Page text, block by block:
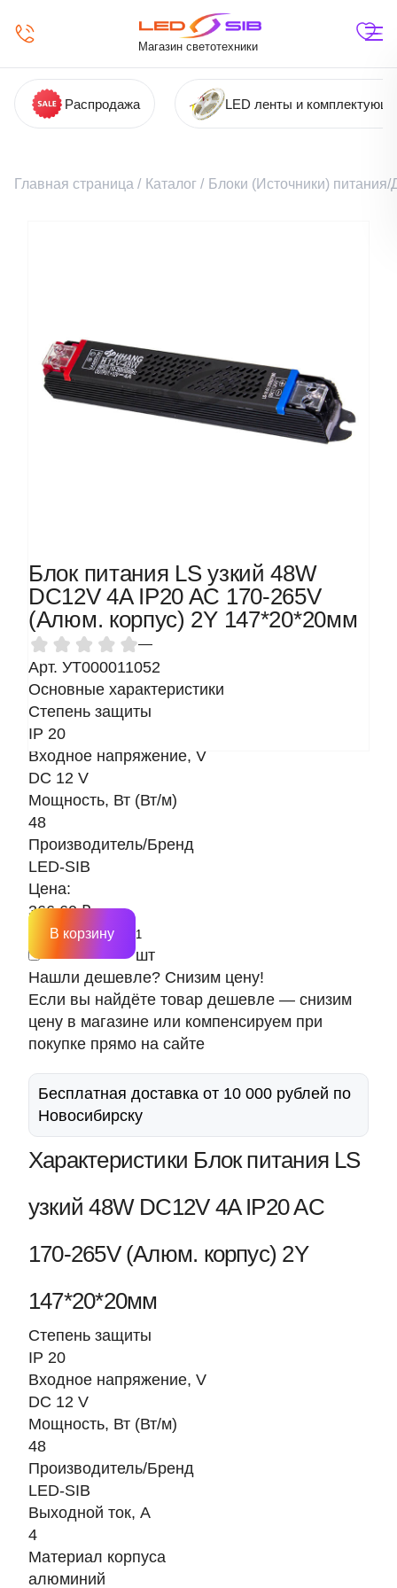
Магазин светотехники
Распродажа LED ленты и
Главная страница / Каталог / Блоки (Источники)
Блок питания LS узкий 48W
DC12V 4A IP20 AC 170-265V
(Алюм. корпус) 2Y 147*20*20мм
—
Арт. УТ000011052
Основные характеристики
Степень защиты
IP 20
Входное напряжение, V
DC 12 V
Мощность, Вт (Вт/м)
48
Производитель/Бренд
LED-SIB
Цена:
366.60 ₽
шт
В корзину
Нашли дешевле? Снизим цену!
Если вы найдёте товар дешевле — снизим
цену в магазине или компенсируем при
покупке прямо на сайте
Бесплатная доставка от 10 000 рублей по
Новосибирску
Характеристики Блок питания LS
узкий 48W DC12V 4A IP20 AC
170-265V (Алюм. корпус) 2Y
147*20*20мм
Степень защиты
IP 20
Входное напряжение, V
DC 12 V
Мощность, Вт (Вт/м)
48
Производитель/Бренд
LED-SIB
Выходной ток, А
4
Материал корпуса
алюминий